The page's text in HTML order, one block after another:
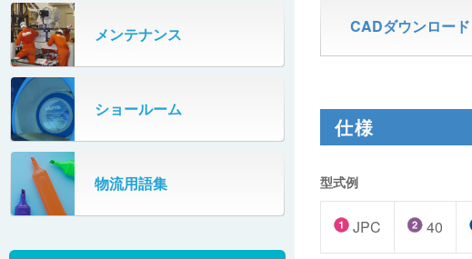
PZC150・PZC110
DHC350
667
SR802
ECD500A・ECD800・ECD1500
ECD2700
フローラック自動補充装置
牛乳パック自動投入装置
ターンコンベヤ
マルチレーンダイバータ®
カーゴタイザ
メンテナンス
ショールーム
物流用語集
CADダウンロード
仕様
型式例
JPC 40